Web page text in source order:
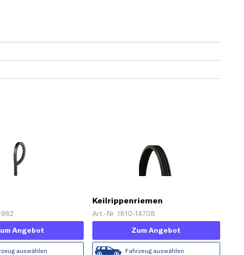
Angebot
auswählen
Keilrippenriemen
Art.-Nr. 1810-14708
Zum Angebot
Fahrzeug auswählen